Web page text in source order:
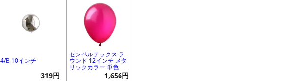
4/B 10インチ
319円
センペルテックス ラ
ウンド 12インチ メタ
リックカラー 単色
1,656円